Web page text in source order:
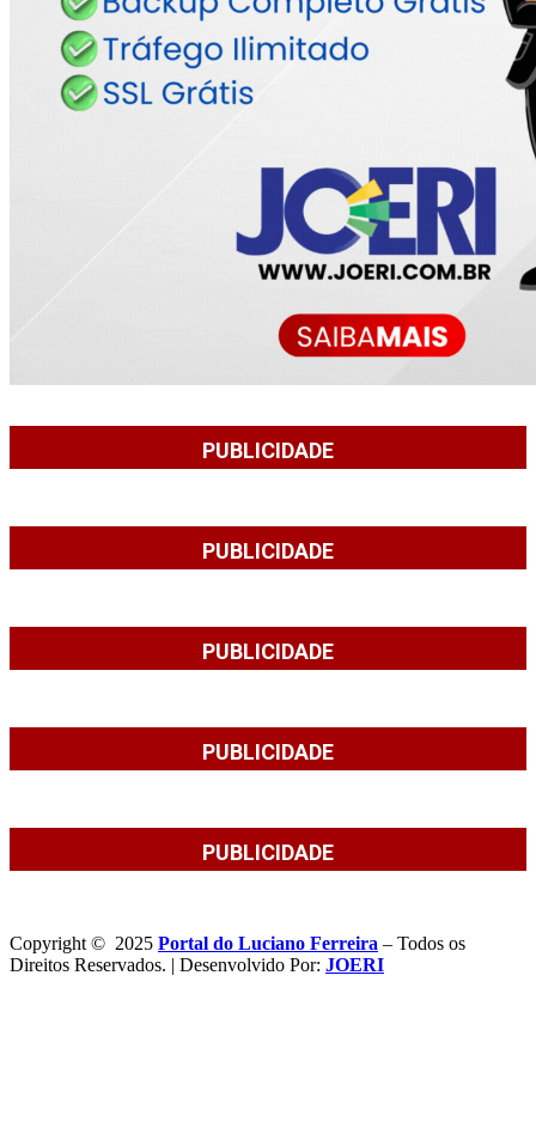
PUBLICIDADE
PUBLICIDADE
PUBLICIDADE
PUBLICIDADE
PUBLICIDADE
Copyright © 2025 Portal do Luciano Ferreira – Todos os
Direitos Reservados. | Desenvolvido Por: JOERI